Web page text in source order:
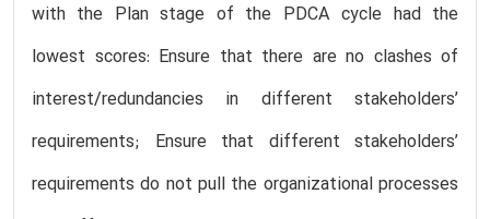
with the Plan stage of the PDCA cycle had the
lowest scores: Ensure that there are no clashes of
interest/redundancies in different stakeholders’
requirements; Ensure that different stakeholders’
requirements do not pull the organizational processes